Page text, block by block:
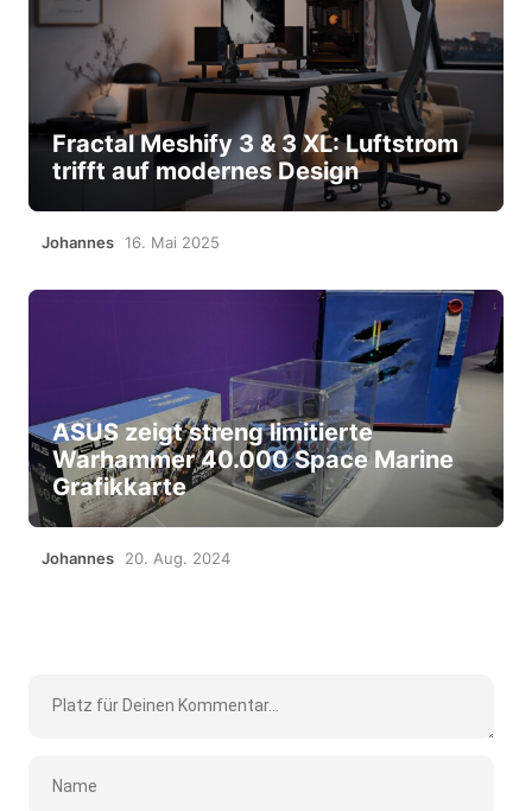
Fractal Meshify 3 & 3 XL: Luftstrom
trifft auf modernes Design
Johannes 16. Mai 2025
ASUS zeigt streng limitierte
Warhammer 40.000 Space Marine
Grafikkarte
Johannes 20. Aug. 2024